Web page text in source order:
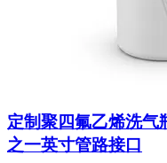
定制聚四氟乙烯洗气
之一英寸管路接口